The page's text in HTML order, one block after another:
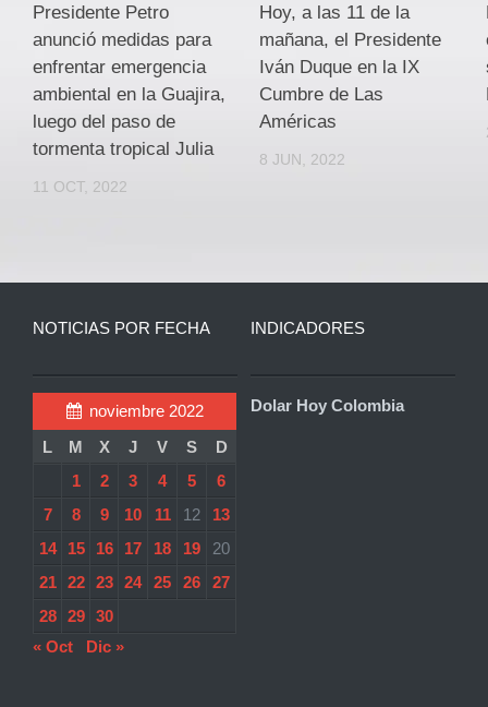
Presidente Petro
anunció medidas para
enfrentar emergencia
ambiental en la Guajira,
luego del paso de
tormenta tropical Julia
11 OCT, 2022
Hoy, a las 11 de la
mañana, el Presidente
Iván Duque en la IX
Cumbre de Las
Américas
8 JUN, 2022
NOTICIAS POR FECHA
noviembre 2022
L
M X J V S
D
1
2 3 4 5
6
7
8 9 10 11 12
13
14
15 16 17 18 19
20
21
22 23 24 25 26
27
28
29
30
« Oct
Dic »
INDICADORES
Dolar Hoy Colombia